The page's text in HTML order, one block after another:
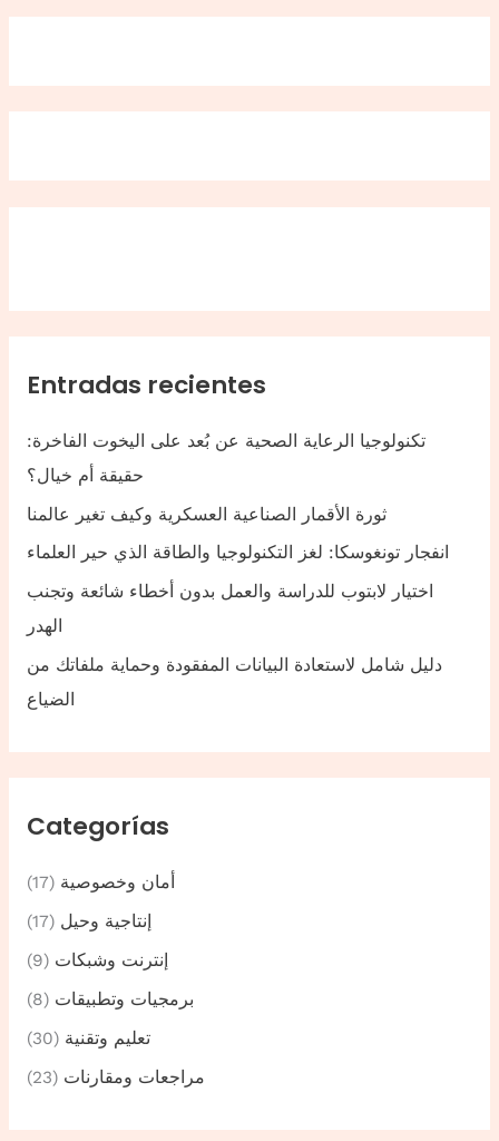
Entradas recientes
تكنولوجيا الرعاية الصحية عن بُعد على اليخوت الفاخرة:
حقيقة أم خيال؟
ثورة الأقمار الصناعية العسكرية وكيف تغير عالمنا
انفجار تونغوسكا: لغز التكنولوجيا والطاقة الذي حير العلماء
اختيار لابتوب للدراسة والعمل بدون أخطاء شائعة وتجنب
الهدر
دليل شامل لاستعادة البيانات المفقودة وحماية ملفاتك من
الضياع
Categorías
أمان وخصوصية (17)
إنتاجية وحيل (17)
إنترنت وشبكات (9)
برمجيات وتطبيقات (8)
تعليم وتقنية (30)
مراجعات ومقارنات (23)